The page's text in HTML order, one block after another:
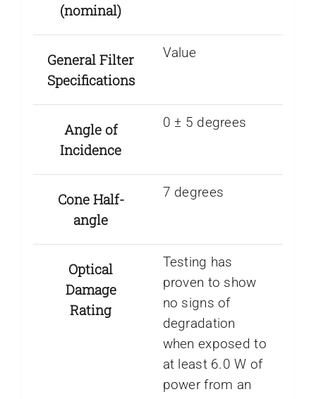
(nominal)
General Filter
Specifications
Value
Angle of
Incidence
0 ± 5 degrees
Cone Half-
angle
7 degrees
Optical
Damage
Rating
Testing has
proven to show
no signs of
degradation
when exposed to
at least 6.0 W of
power from an